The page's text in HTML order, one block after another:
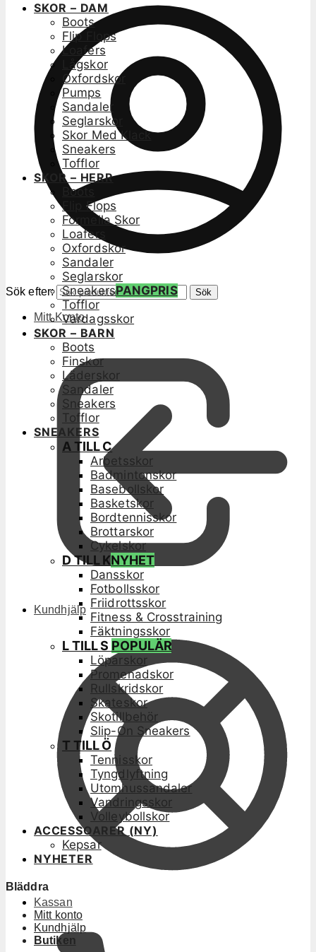
Sök efter: Sök
Mitt Konto
Kundhjälp
Kassan
SKOR – DAM
Boots
Flip Flops
Loafers
Lågskor
Oxfordskor
Pumps
Sandaler
Seglarskor
Skor Med Klack
Sneakers
Tofflor
SKOR – HERR
Boots
Flip Flops
Formella Skor
Loafers
Oxfordskor
Sandaler
Seglarskor
SneakersPANGPRIS
Tofflor
Vardagsskor
SKOR – BARN
Boots
Finskor
Läderskor
Sandaler
Sneakers
Tofflor
SNEAKERS
A TILL C
Arbetsskor
Badmintonskor
Basebollskor
Basketskor
Bordtennisskor
Brottarskor
Cykelskor
D TILL KNYHET
Dansskor
Fotbollsskor
Friidrottsskor
Fitness & Crosstraining
Fäktningsskor
L TILL S POPULÄR
Löparskor
Promenadskor
Rullskridskor
Skateskor
Skotillbehör
Slip-On Sneakers
T TILL Ö
Tennisskor
Tyngdlyftning
Utomhussandaler
Vandringsskor
Volleybollskor
ACCESSOARER (NY)
Kepsar
NYHETER
Bläddra
Mitt konto
Kundhjälp
Butiken